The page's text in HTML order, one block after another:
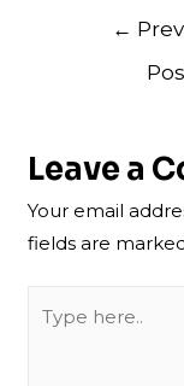
Post
←
Leave a
Your email
fields are
here..